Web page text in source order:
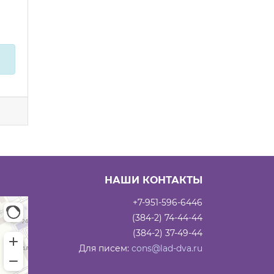
НАШИ КОНТАКТЫ
+7-951-596-6446
(384-2) 74-44-44
(384-2) 37-49-44
Для писем: cons@lad-dva.ru